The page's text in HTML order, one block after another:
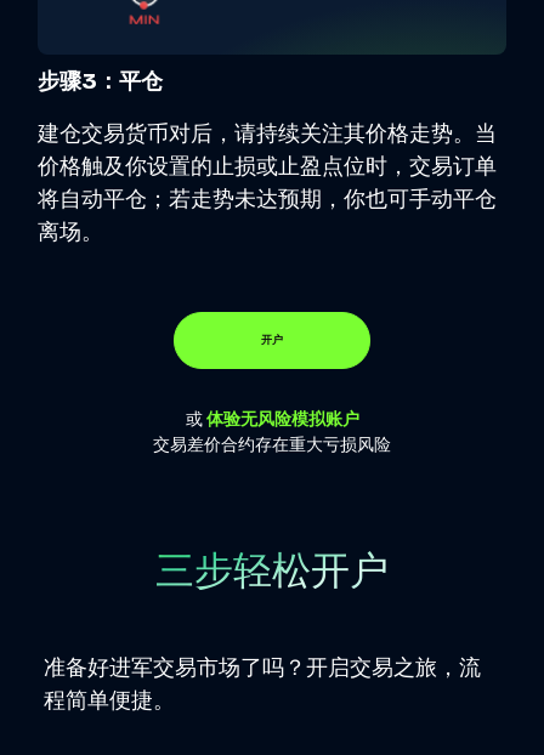
步骤3：平仓
建仓交易货币对后，请持续关注其价格走势。当
价格触及你设置的止损或止盈点位时，交易订单
将自动平仓；若走势未达预期，你也可手动平仓
离场。
开户
或 体验无风险模拟账户
交易差价合约存在重大亏损风险
三步轻松开户
准备好进军交易市场了吗？开启交易之旅，流
程简单便捷。